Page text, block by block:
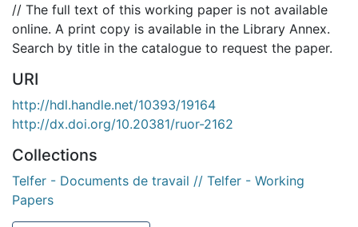
// The full text of this working paper is not available
online. A print copy is available in the Library Annex.
Search by title in the catalogue to request the paper.
URI
http://hdl.handle.net/10393/19164
http://dx.doi.org/10.20381/ruor-2162
Collections
Telfer - Documents de travail // Telfer - Working
Papers